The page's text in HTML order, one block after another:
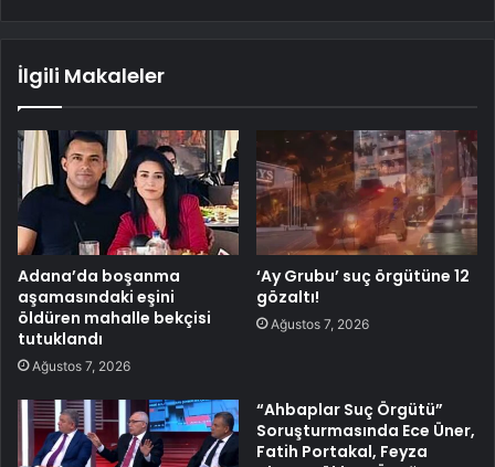
İlgili Makaleler
Adana’da boşanma
aşamasındaki eşini
öldüren mahalle bekçisi
tutuklandı
Ağustos 7, 2026
‘Ay Grubu’ suç örgütüne 12
gözaltı!
Ağustos 7, 2026
“Ahbaplar Suç Örgütü”
Soruşturmasında Ece Üner,
Fatih Portakal, Feyza